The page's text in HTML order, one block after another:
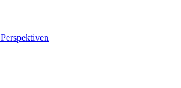
Perspektiven